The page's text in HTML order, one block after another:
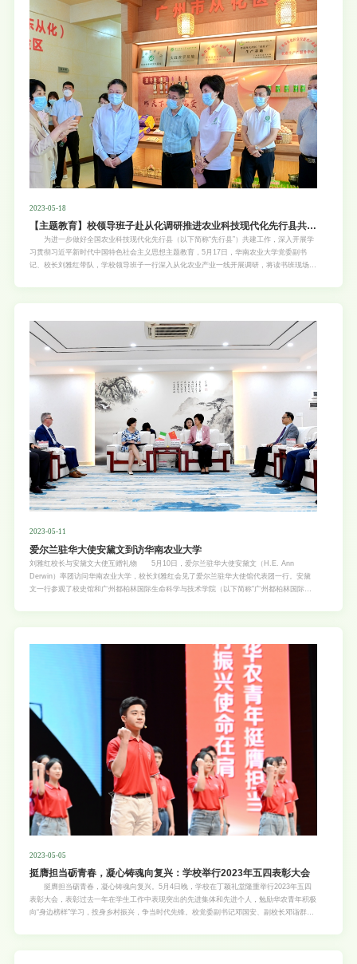
效果图 华南农业大学综合体育馆项目由华南理工大学建筑设计研究院设计，中国建筑第
八工程局承建，广东工程建设监理有限公司监理。项目场地位于学校牌坊门东侧（经济管理
学院对面），周边交通便利。项目总投资为4.45亿元，建设资金来源于省级教育资金，并列
入广东省重点项目。体育馆总建筑面积近52450平方米，包含甲级竞赛馆及训练馆、游泳馆
和配套服务功能等。 综合体育馆项目主体结构封顶后，还有钢结构屋面安装、装修和机
电安装、永久水电和室外附属、室
2023-05-18
【主题教育】校领导班子赴从化调研推进农业科技现代化先行县共建
工作
为进一步做好全国农业科技现代化先行县（以下简称“先行县”）共建工作，深入开展学
习贯彻习近平新时代中国特色社会主义思想主题教育，5月17日，华南农业大学党委副书
记、校长刘雅红带队，学校领导班子一行深入从化农业产业一线开展调研，将读书班现场教
共建先行县以来，充分发挥学校科技、人才和学科优势，共建“华南农业大学乡村振兴研究
院从化分院”，制定了“4+5+9+20”的总体实施方案，即围绕从化4大主导农业产业发展需求，
构建科技、人才、智力、品牌及政策5大支撑体系，实施现代种业技术集成示范与应用、智
慧农业技术集成示范与应用、绿色低碳农业技术集成示范与应用等9大任务共20个重点项
目。 从化发展特色产业、推进先行县建设，还面临哪些“痛点”“堵点”和“难点”问题？调研
2023-05-11
爱尔兰驻华大使安黛文到访华南农业大学
刘雅红校长与安黛文大使互赠礼物 5月10日，爱尔兰驻华大使安黛文（H.E. Ann
Derwin）率团访问华南农业大学，校长刘雅红会见了爱尔兰驻华大使馆代表团一行。安黛
文一行参观了校史馆和广州都柏林国际生命科学与技术学院（以下简称“广州都柏林国际学
人等陪同访问。我校副校长邓诣群、仇荣亮，国际交流处、广州都柏林国际生命科学与技术
学院（以下简称“广州都柏林国际学院”或“GIDC”）相关负责人参加活动。以优质合作办学深
化中爱交流会谈现场 在会谈中，刘雅红对安黛文一行的来访表示热烈欢迎，对爱尔兰驻
华大使馆长期以来对华农的关心与支持表示诚挚感谢。她介绍了华南农业大学作为“双一
流”建设高校的办学历史，指出华农将持续加强广州都柏林国际
2023-05-05
挺膺担当砺青春，凝心铸魂向复兴：学校举行2023年五四表彰大会
挺膺担当砺青春，凝心铸魂向复兴。5月4日晚，学校在丁颖礼堂隆重举行2023年五四
表彰大会，表彰过去一年在学生工作中表现突出的先进集体和先进个人，勉励华农青年积极
向“身边榜样”学习，投身乡村振兴，争当时代先锋。校党委副书记邓国安、副校长邓诣群出